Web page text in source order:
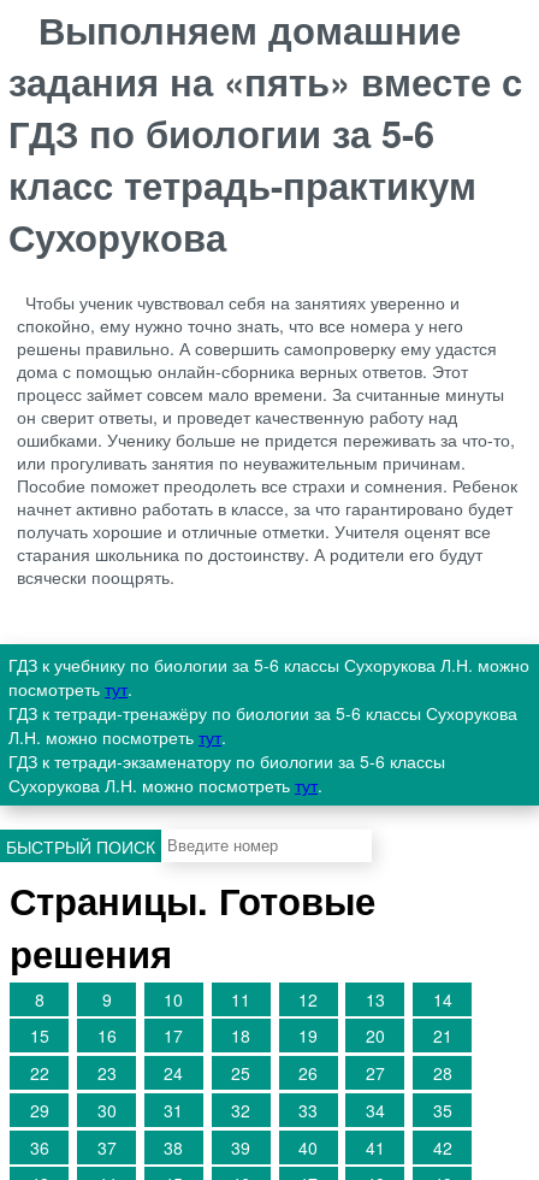
Выполняем домашние
задания на «пять» вместе с
ГДЗ по биологии за 5-6
класс тетрадь-практикум
Сухорукова
Чтобы ученик чувствовал себя на занятиях уверенно и
спокойно, ему нужно точно знать, что все номера у него
решены правильно. А совершить самопроверку ему удастся
дома с помощью онлайн-сборника верных ответов. Этот
процесс займет совсем мало времени. За считанные минуты
он сверит ответы, и проведет качественную работу над
ошибками. Ученику больше не придется переживать за что-то,
или прогуливать занятия по неуважительным причинам.
Пособие поможет преодолеть все страхи и сомнения. Ребенок
начнет активно работать в классе, за что гарантировано будет
получать хорошие и отличные отметки. Учителя оценят все
старания школьника по достоинству. А родители его будут
всячески поощрять.
ГДЗ к учебнику по биологии за 5-6 классы Сухорукова Л.Н. можно
посмотреть тут.
ГДЗ к тетради-тренажёру по биологии за 5-6 классы Сухорукова
Л.Н. можно посмотреть тут.
ГДЗ к тетради-экзаменатору по биологии за 5-6 классы
Сухорукова Л.Н. можно посмотреть тут.
БЫСТРЫЙ ПОИСК
Страницы. Готовые
решения
8 9 10 11 12 13
14
15
16 17 18 19 20
21
22
23 24 25 26 27
28
29
30 31 32 33 34
35
36
37 38 39 40 41
42